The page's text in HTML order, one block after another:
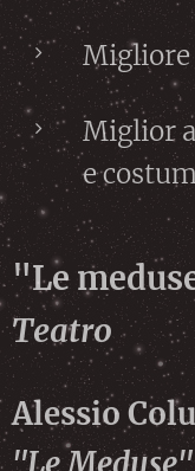
Migliore
Miglior
e
"Le
Teatro
Alessio